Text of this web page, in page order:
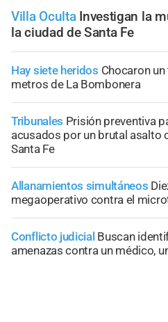
Villa Oculta Investigan la
la ciudad de Santa Fe
Hay siete heridos Chocaron
metros de La Bombonera
Tribunales Prisión preventiva
acusados por un brutal asalto
Santa Fe
Allanamientos simultáneos
megaoperativo contra el
Conflicto judicial Buscan
amenazas contra un médico,